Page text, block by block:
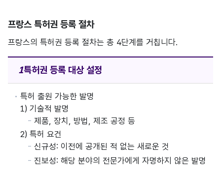
프랑스 특허권 등록 절차
프랑스의 특허권 등록 절차는 총 4단계를 거칩니다.
특허권 등록 대상 설정
특허 출원 가능한 발명
1) 기술적 발명
제품, 장치, 방법, 제조 공정 등
2) 특허 요건
신규성: 이전에 공개된 적 없는 새로운 것
진보성: 해당 분야의 전문가에게 자명하지 않은 발명